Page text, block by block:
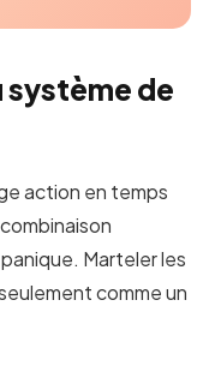
système de
action en temps
Marteler les
comme un